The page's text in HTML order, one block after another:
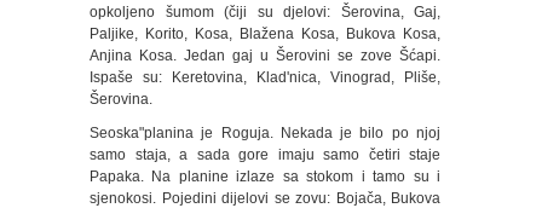
opkoljeno šumom (čiji su djelovi: Šerovina, Gaj,
Paljike, Korito, Kosa, Blažena Kosa, Bukova Kosa,
Anjina Kosa. Jedan gaj u Šerovini se zove Šćapi.
Ispaše su: Keretovina, Klad'nica, Vinograd, Pliše,
Šerovina.
Seoska"planina je Roguja. Nekada je bilo po njoj
samo staja, a sada gore imaju samo četiri staje
Papaka. Na planine izlaze sa stokom i tamo su i
sjenokosi. Pojedini dijelovi se zovu: Bojača, Bukova